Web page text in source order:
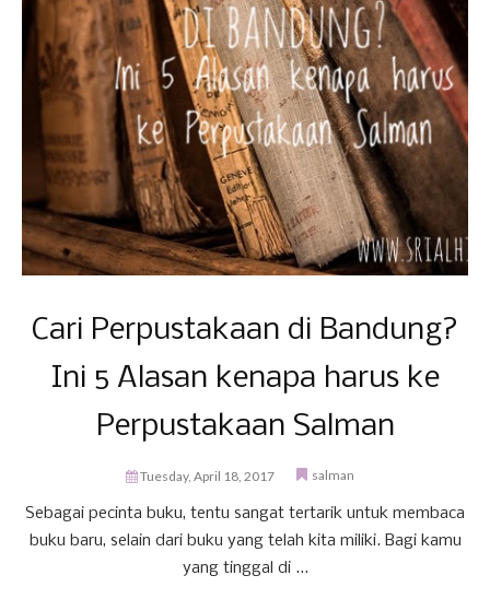
Cari Perpustakaan di Bandung?
Ini 5 Alasan kenapa harus ke
Perpustakaan Salman
Tuesday, April 18, 2017 salman
Sebagai pecinta buku, tentu sangat tertarik untuk membaca
buku baru, selain dari buku yang telah kita miliki. Bagi kamu
yang tinggal di ...